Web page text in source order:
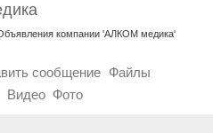
компании 'АЛКОМ медика'
сообщение Файлы
Видео Фото